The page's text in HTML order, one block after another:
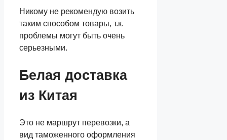
Никому не рекомендую возить
таким способом товары, т.к.
проблемы могут быть очень
серьезными.
Белая доставка
из Китая
Это не маршрут перевозки, а
вид таможенного оформления